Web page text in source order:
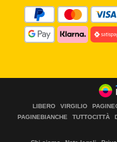
LIBERO VIRGILIO
PAGINEBIANCHE
TUTTOCITTÀ